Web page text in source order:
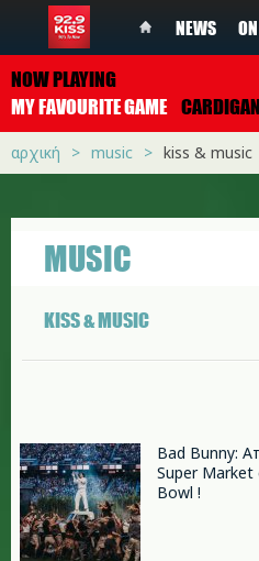
NEWS
NOW PLAYING
MY FAVOURITE GAME
αρχική music kiss & music
MUSIC
KISS & MUSIC
Bad Bunny:
Super Market
Bowl !